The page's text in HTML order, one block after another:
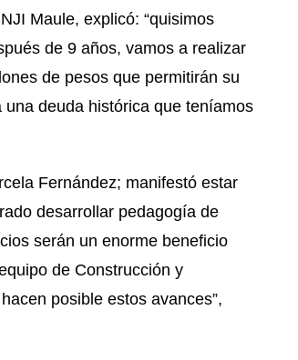
Maule, explicó: “quisimos
de 9 años, vamos a realizar
de pesos que permitirán su
deuda histórica que teníamos
Fernández; manifestó estar
desarrollar pedagogía de
serán un enorme beneficio
de Construcción y
posible estos avances”,